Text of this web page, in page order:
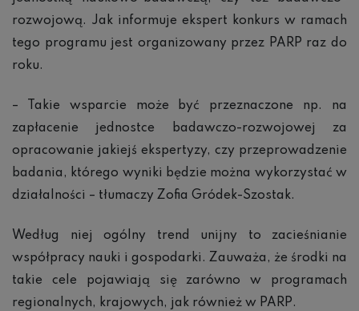
rozwojową. Jak informuje ekspert konkurs w ramach
tego programu jest organizowany przez PARP raz do
roku.
– Takie wsparcie może być przeznaczone np. na
zapłacenie jednostce badawczo-rozwojowej za
opracowanie jakiejś ekspertyzy, czy przeprowadzenie
badania, którego wyniki będzie można wykorzystać w
działalności – tłumaczy Zofia Gródek-Szostak.
Według niej ogólny trend unijny to zacieśnianie
współpracy nauki i gospodarki. Zauważa, że środki na
takie cele pojawiają się zarówno w programach
regionalnych, krajowych, jak również w PARP.